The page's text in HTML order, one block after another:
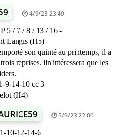
4/9/23 23:49
5 / 7 / 8 / 13 / 16 -
Langis (H5)
son quinté au printemps, il a
reprises. iln'intéressera que les
9-14-10 cc 3
(H4)
5/9/23 22:00
10-12-14-6